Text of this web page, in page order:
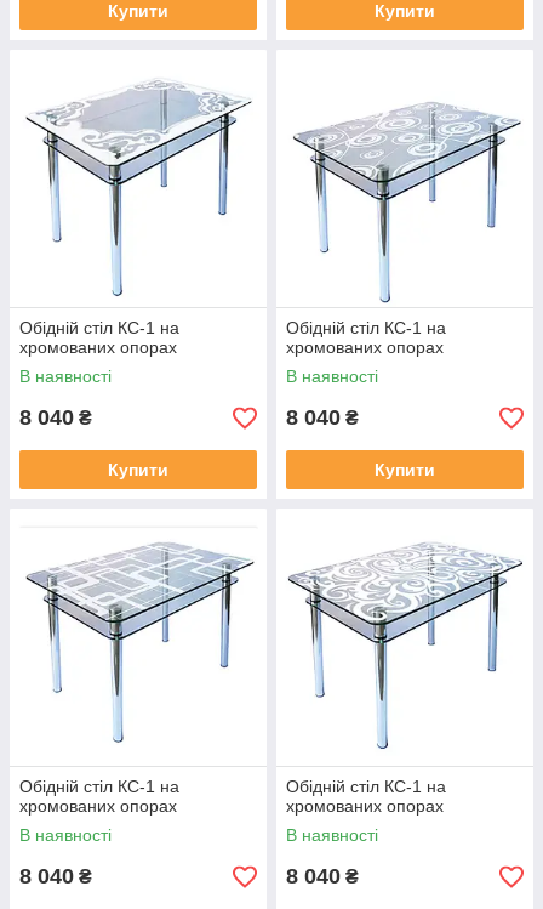
Купити Купити
Обідній стіл КС-1 на
хромованих опорах
В наявності
8 040 ₴
Купити
Обідній стіл КС-1 на
хромованих опорах
В наявності
8 040 ₴
Купити
Обідній стіл КС-1 на
хромованих опорах
В наявності
8 040 ₴
Обідній стіл КС-1 на
хромованих опорах
В наявності
8 040 ₴